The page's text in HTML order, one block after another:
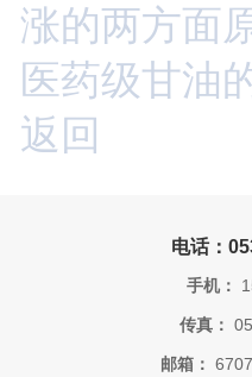
涨的两方面
医药级甘油
返回
电话：
手机：
传真：
邮箱：